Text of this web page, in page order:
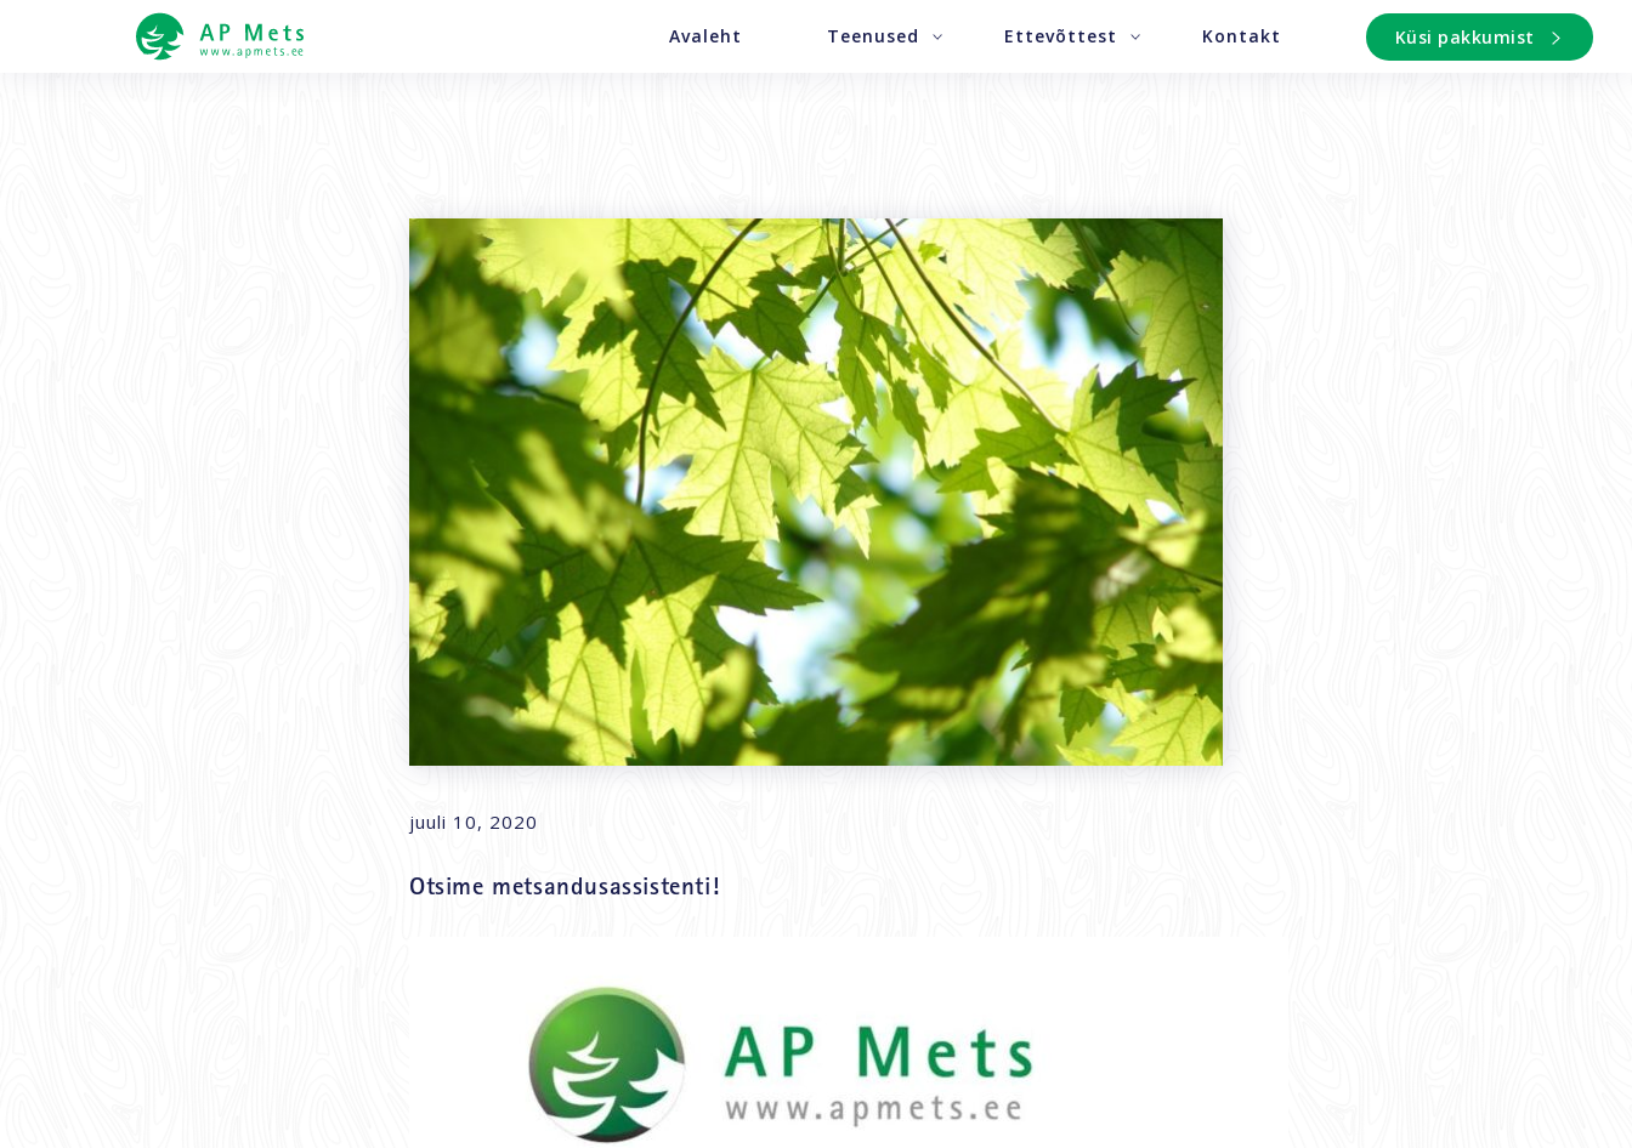
Avaleht Teenused
Kinnistute müük
Metsa ülestöötamine
Järeltööde teenus
Drooniteenus
Ettevõttest
Küpsiste info
Küpsiseseaded
Uudised
Kontakt Küsi pakkumist
juuli 10, 2020
Otsime metsandusassistenti!